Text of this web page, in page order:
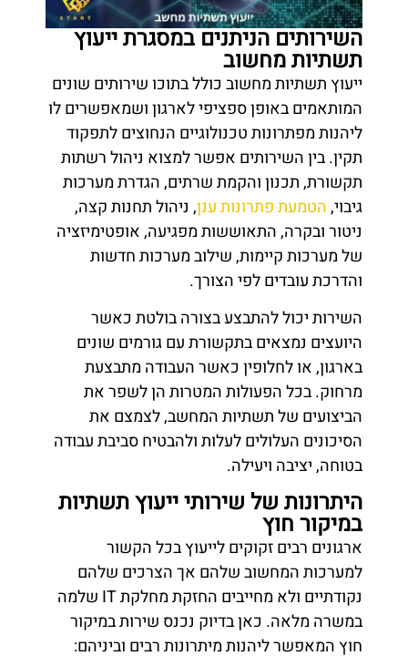
השירותים הניתנים במסגרת ייעוץ
תשתיות מחשוב
ייעוץ תשתיות מחשוב כולל בתוכו שירותים שונים
המותאמים באופן ספציפי לארגון ושמאפשרים לו
ליהנות מפתרונות טכנולוגיים הנחוצים לתפקוד
תקין. בין השירותים אפשר למצוא ניהול רשתות
תקשורת, תכנון והקמת שרתים, הגדרת מערכות
גיבוי,הטמעת פתרונות ענן, ניהול תחנות קצה,
ניטור ובקרה, התאוששות מפגיעה, אופטימיזציה
של מערכות קיימות, שילוב מערכות חדשות
והדרכת עובדים לפי הצורך.
השירות יכול להתבצע בצורה בולטת כאשר
היועצים נמצאים בתקשורת עם גורמים שונים
בארגון, או לחלופין כאשר העבודה מתבצעת
מרחוק. בכל הפעולות המטרות הן לשפר את
הביצועים של תשתיות המחשב, לצמצם את
הסיכונים העלולים לעלות ולהבטיח סביבת עבודה
בטוחה, יציבה ויעילה.
היתרונות של שירותי ייעוץ תשתיות
במיקור חוץ
ארגונים רבים זקוקים לייעוץ בכל הקשור
למערכות המחשוב שלהם אך הצרכים שלהם
נקודתיים ולא מחייבים החזקת מחלקת IT שלמה
במשרה מלאה. כאן בדיוק נכנס שירות במיקור
חוץ המאפשר ליהנות מיתרונות רבים וביניהם: